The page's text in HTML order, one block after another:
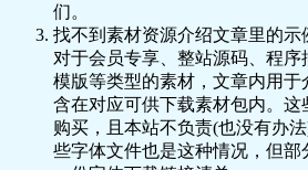
📄 16 .pdf
🎵 17. 关系的转折.mp3
📄 17. 关系的转折.pdf
🎵 18. 出兵西伯利亚.mp3
📄 18. 出兵西伯利亚.pdf
📄 19. .MP3
📄 19. .pdf
们。
找不到素材资源介绍文章里的示
对于会员专享、整站源码、程
模版等类型的素材，文章内用
含在对应可供下载素材包内。
购买，且本站不负责(也没有办
些字体文件也是这种情况，但